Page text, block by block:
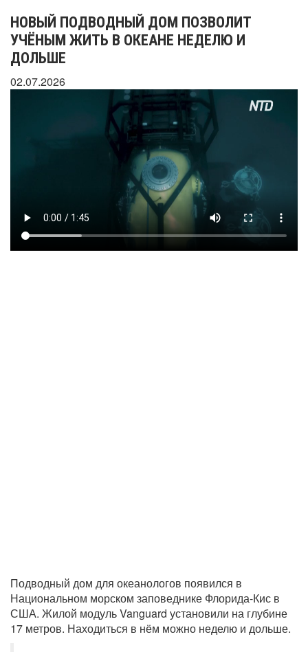
НОВЫЙ ПОДВОДНЫЙ ДОМ ПОЗВОЛИТ
УЧЁНЫМ ЖИТЬ В ОКЕАНЕ НЕДЕЛЮ И
ДОЛЬШЕ
02.07.2026
Подводный дом для океанологов появился в
Национальном морском заповеднике Флорида-Кис в
США. Жилой модуль Vanguard установили на глубине
17 метров. Находиться в нём можно неделю и дольше.